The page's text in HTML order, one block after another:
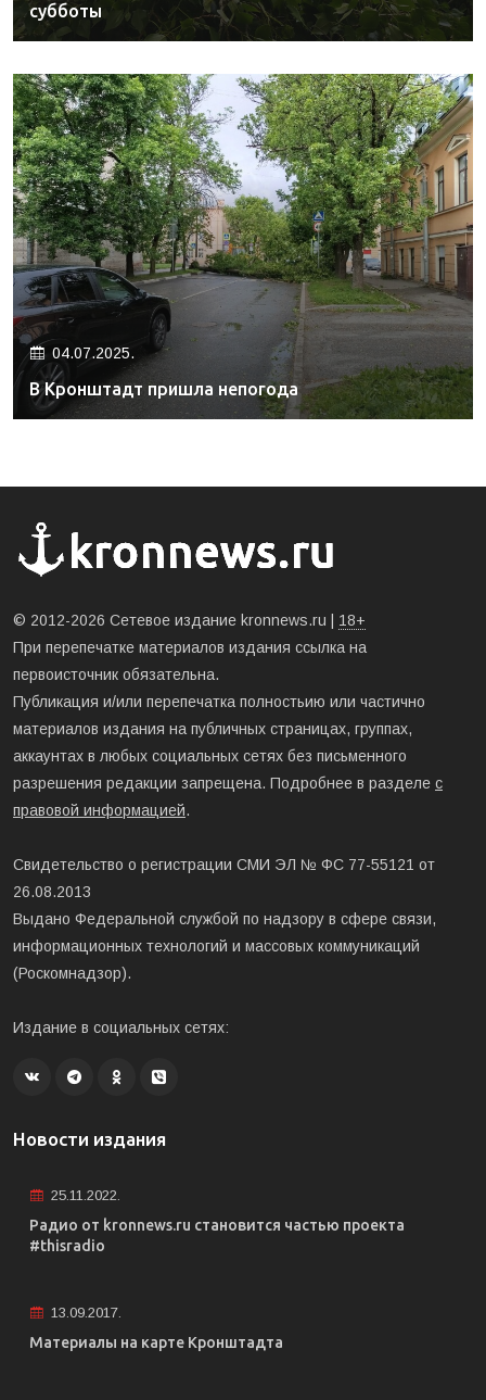
субботы
04.07.2025.
В Кронштадт пришла непогода
© 2012-2026 Сетевое издание kronnews.ru | 18+
При перепечатке материалов издания ссылка на
первоисточник обязательна.
Публикация и/или перепечатка полностьию или частично
материалов издания на публичных страницах, группах,
аккаунтах в любых социальных сетях без письменного
разрешения редакции запрещена. Подробнее в разделе с
правовой информацией.
Свидетельство о регистрации СМИ ЭЛ № ФС 77-55121 от
26.08.2013
Выдано Федеральной службой по надзору в сфере связи,
информационных технологий и массовых коммуникаций
(Роскомнадзор).
Издание в социальных сетях:
Новости издания
25.11.2022.
Радио от kronnews.ru становится частью проекта
#thisradio
13.09.2017.
Материалы на карте Кронштадта